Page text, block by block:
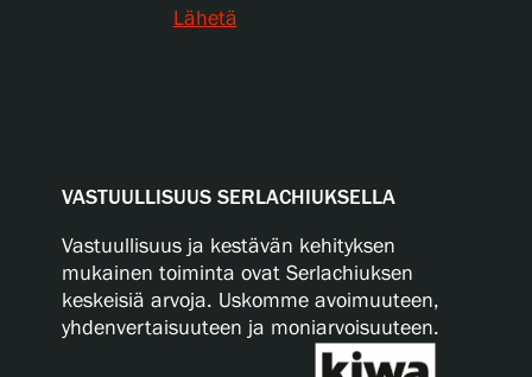
Lähetä
VASTUULLISUUS SERLACHIUKSELLA
Vastuullisuus ja kestävän kehityksen
mukainen toiminta ovat Serlachiuksen
keskeisiä arvoja. Uskomme avoimuuteen,
yhdenvertaisuuteen ja moniarvoisuuteen.